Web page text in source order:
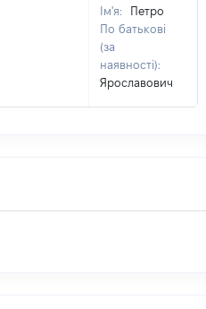
Ім'я:
Петро
По батькові
(за
наявності):
Ярославович